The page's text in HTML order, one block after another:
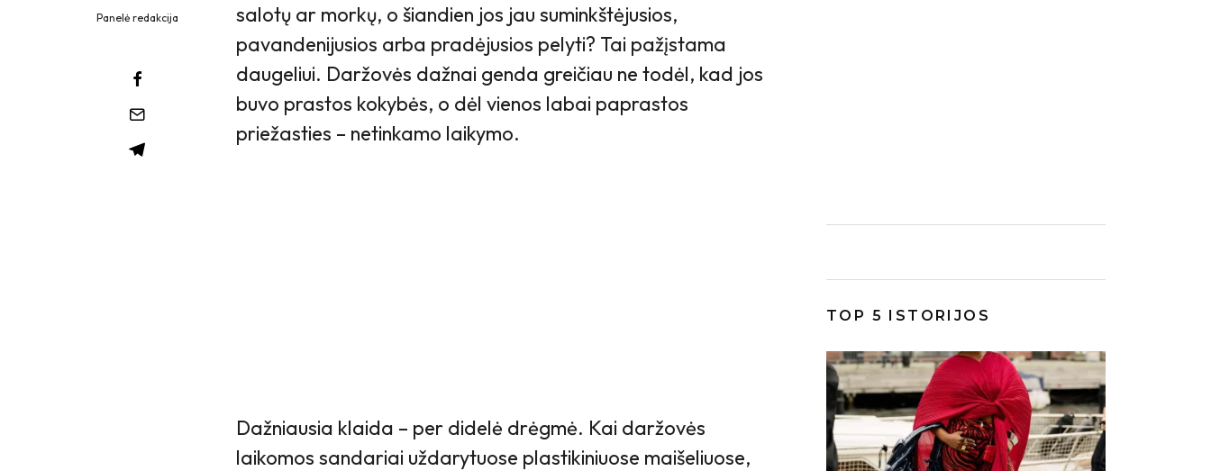
Panelė redakcija
salotų ar morkų, o šiandien jos jau suminkštėjusios,
pavandenijusios arba pradėjusios pelyti? Tai pažįstama
daugeliui. Daržovės dažnai genda greičiau ne todėl, kad jos
buvo prastos kokybės, o dėl vienos labai paprastos
priežasties – netinkamo laikymo.
Dažniausia klaida – per didelė drėgmė. Kai daržovės
laikomos sandariai uždarytuose plastikiniuose maišeliuose,
TOP 5 ISTORIJOS